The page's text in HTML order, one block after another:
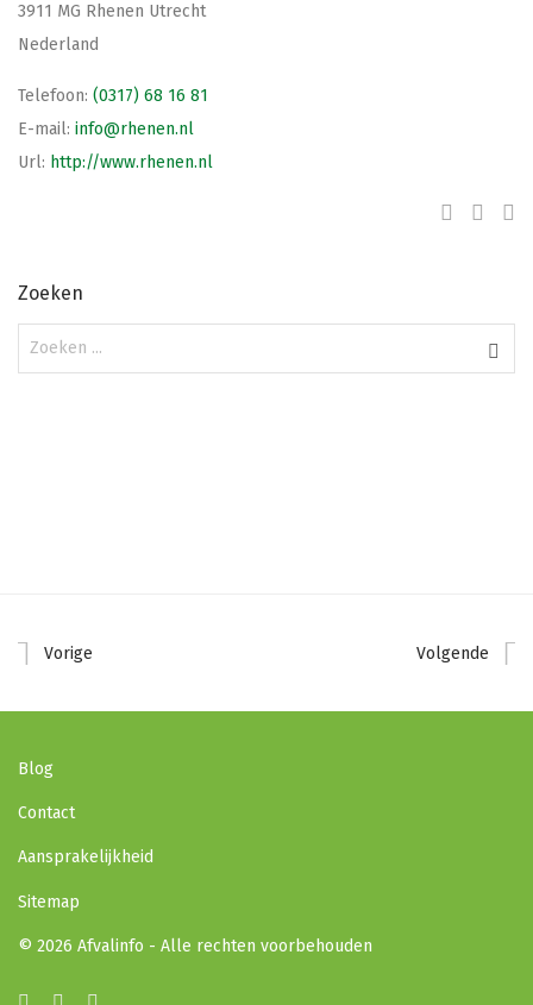
3911 MG Rhenen Utrecht
Nederland
Telefoon: (0317) 68 16 81
E-mail: info@rhenen.nl
Url: http://www.rhenen.nl
Zoeken
Vorige Volgende
Blog
Contact
Aansprakelijkheid
Sitemap
© 2026 Afvalinfo - Alle rechten voorbehouden